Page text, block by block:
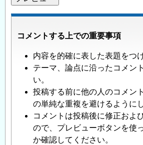
コメントする上での重要事項
内容を的確に表した表題をつ
テーマ、論点に沿ったコメン
い。
投稿する前に他の人のコメン
の単純な重複を避けるように
コメントは投稿後に修正およ
ので、プレビューボタンを使
か確認してください。